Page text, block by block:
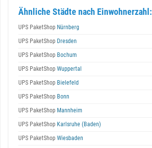
Ähnliche Städte nach Einwohnerzahl:
UPS PaketShop Nürnberg
UPS PaketShop Dresden
UPS PaketShop Bochum
UPS PaketShop Wuppertal
UPS PaketShop Bielefeld
UPS PaketShop Bonn
UPS PaketShop Mannheim
UPS PaketShop Karlsruhe (Baden)
UPS PaketShop Wiesbaden